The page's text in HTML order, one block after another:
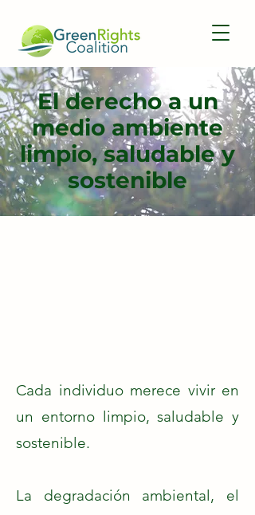
El derecho a un
medio ambiente
limpio, saludable y
sostenible
Cada individuo merece vivir en
un entorno limpio, saludable y
sostenible.
La degradación ambiental, el